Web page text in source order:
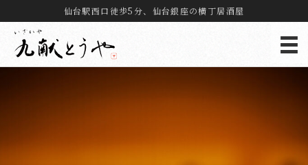
仙台駅西口徒歩5分、仙台銀座の横丁居酒屋